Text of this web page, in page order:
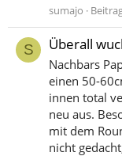
sumajo
S Überall
Nachbars
einen 50-
innen total
neu aus.
mit dem
nicht